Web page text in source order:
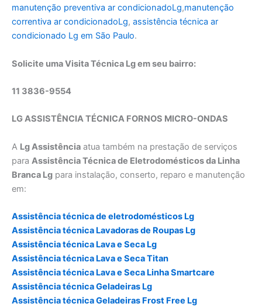
manutenção preventiva ar condicionadoLg,manutenção
correntiva ar condicionadoLg, assistência técnica ar
condicionado Lg em São Paulo.
Solicite uma Visita Técnica Lg em seu bairro:
11 3836-9554
LG ASSISTÊNCIA TÉCNICA FORNOS MICRO-ONDAS
A Lg Assistência atua também na prestação de serviços
para Assistência Técnica de Eletrodomésticos da Linha
Branca Lg para instalação, conserto, reparo e manutenção
em:
Assistência técnica de eletrodomésticos Lg
Assistência técnica Lavadoras de Roupas Lg
Assistência técnica Lava e Seca Lg
Assistência técnica Lava e Seca Titan
Assistência técnica Lava e Seca Linha Smartcare
Assistência técnica Geladeiras Lg
Assistência técnica Geladeiras Frost Free Lg